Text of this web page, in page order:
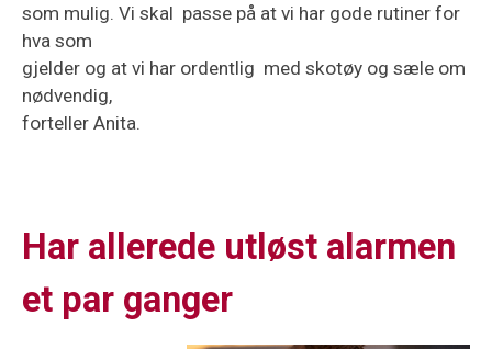
som mulig. Vi skal passe på at vi har gode rutiner for
hva som
gjelder og at vi har ordentlig med skotøy og sæle om
nødvendig,
forteller Anita.
Har allerede utløst alarmen
et par ganger